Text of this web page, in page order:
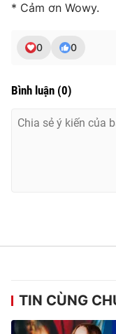
* Cảm ơn Wowy.
0 0
Bình luận (0)
TIN CÙNG